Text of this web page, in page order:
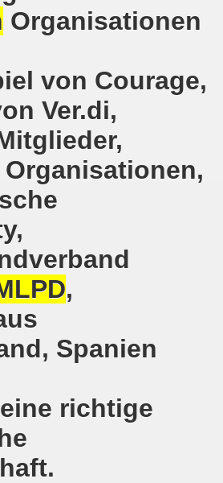
Organisationen
von Courage,
Ver.di,
,
Spanien
richtige
2018 berichtet über NRW-weite
als Warm-Up für die NRW-
Protestdemonstration am
und am 04.06.2018 jeweils
am 28.05.2018
Bewegung am
bestärkt Widerstand gegen
und am 23.04.2018 mit
des antifaschistischen Protestes
Innenstadt am 07.04.2018
der Partei "Die Rechte" stehen
beim Delegierten-Treffen der
in Anspruch zu nehmen!
Auftakt der weltweiten